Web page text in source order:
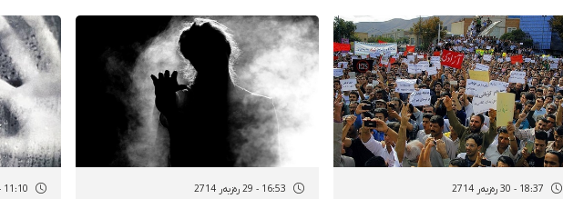
چوونەتە ناو داعش+وتوێژ
18:37 - 30 رەزبەر 2714 16:53 - 29 رەزبەر 2714 11:10 - 17 رەزبەر 2714